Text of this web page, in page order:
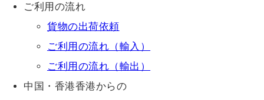
ご利用の流れ
貨物の出荷依頼
ご利用の流れ（輸入）
ご利用の流れ（輸出）
中国・香港香港からの